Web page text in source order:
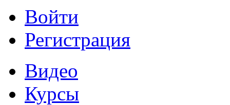
Войти
Регистрация
Видео
Курсы